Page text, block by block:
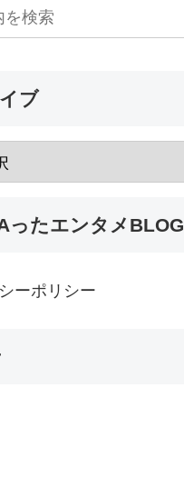
ブ
ったエンタメBLOG
ーポリシー